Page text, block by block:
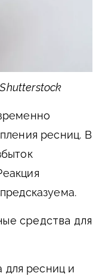
ресниц. В
средства для
для ресниц и